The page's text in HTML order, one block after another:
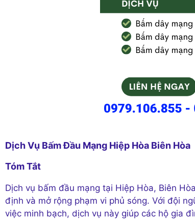
Dịch Vụ Bấm Đầu Mạng Hiệp Hòa Biên Hòa
Tóm Tắt
Dịch vụ bấm đầu mạng tại Hiệp Hòa, Biên
định và mở rộng phạm vi phủ sóng. Với đội
việc minh bạch, dịch vụ này giúp các hộ gia